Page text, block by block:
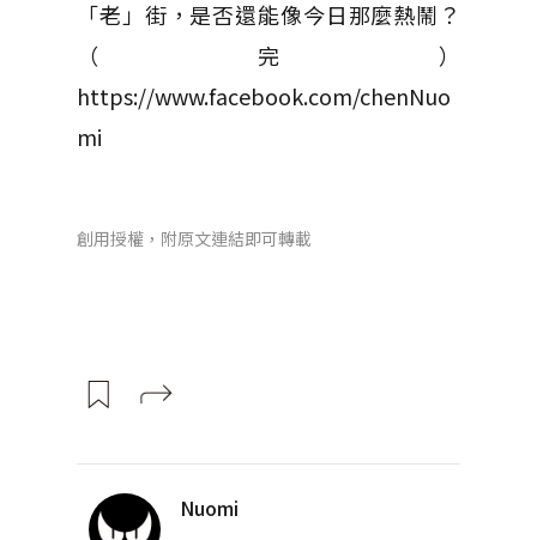
「老」街，是否還能像今日那麼熱鬧？
（完）
https://www.facebook.com/chenNuo
mi
創用授權，附原文連結即可轉載
Nuomi